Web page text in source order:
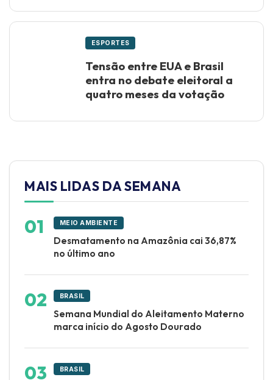
ESPORTES
Tensão entre EUA e Brasil
entra no debate eleitoral a
quatro meses da votação
MAIS LIDAS DA SEMANA
MEIO AMBIENTE
Desmatamento na Amazônia cai 36,87%
no último ano
BRASIL
Semana Mundial do Aleitamento Materno
marca início do Agosto Dourado
BRASIL